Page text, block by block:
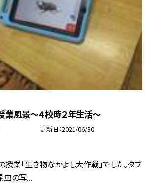
授業風景〜４校時２年生活〜
更新日 2021/06/30
業「生き物なかよし大作戦」でした。タブ
虫の写...